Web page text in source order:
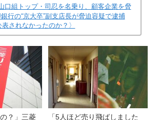
山口組トップ・司忍を名乗り、顧客企業を脅
行の“京大卒”副支店長が脅迫容疑で逮捕
表されなかったのか？〉
？」三菱
「5人ほど売り飛ばしました